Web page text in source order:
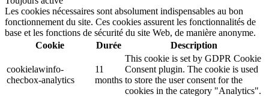
Les cookies nécessaires sont absolument indispensables au bon
fonctionnement du site. Ces cookies assurent les fonctionnalités de
base et les fonctions de sécurité du site Web, de manière anonyme.
Cookie
Durée Description
cookielawinfo-
checbox-analytics
11
months
This cookie is set by GDPR Cookie
Consent plugin. The cookie is used
to store the user consent for the
cookies in the category "Analytics".